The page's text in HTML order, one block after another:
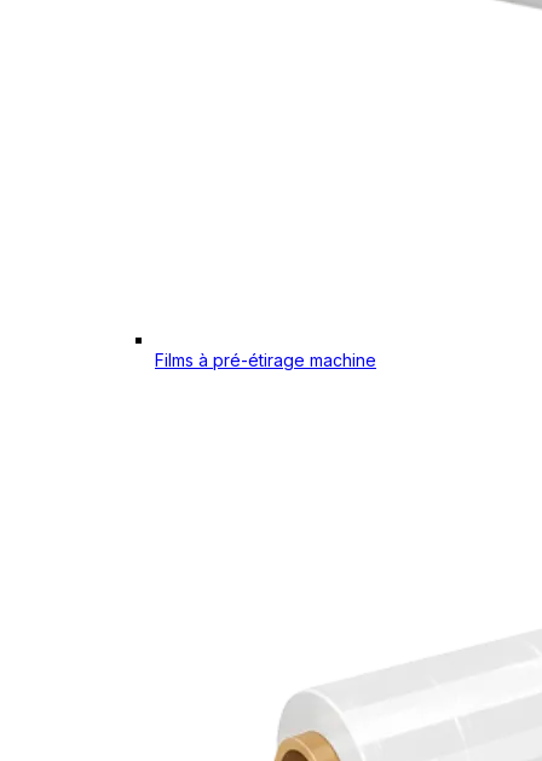
Films à pré-étirage machine